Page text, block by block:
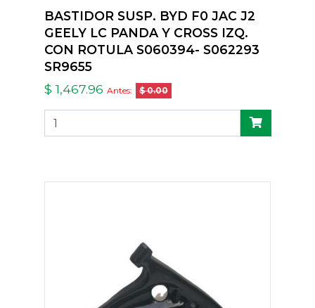
BASTIDOR SUSP. BYD F0 JAC J2
GEELY LC PANDA Y CROSS IZQ.
CON ROTULA S060394- S062293
SR9655
$ 1,467.96 Antes: $ 0.00